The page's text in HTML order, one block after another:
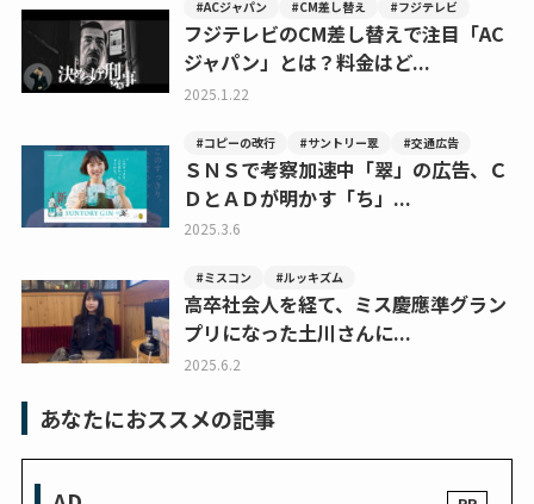
#ACジャパン #CM差し替え #フジテレビ
フジテレビのCM差し替えで注目「AC
ジャパン」とは？料金はど...
2025.1.22
#コピーの改行 #サントリー翠 #交通広告
ＳＮＳで考察加速中「翠」の広告、Ｃ
ＤとＡＤが明かす「ち」...
2025.3.6
#ミスコン #ルッキズム
高卒社会人を経て、ミス慶應準グラン
プリになった土川さんに...
2025.6.2
あなたにおススメの記事